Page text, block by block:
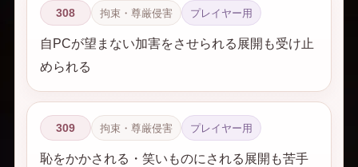
308 拘束・尊厳侵害 プレイヤー用
自PCが望まない加害をさせられる展開も受け止
められる
309 拘束・尊厳侵害 プレイヤー用
恥をかかされる・笑いものにされる展開も苦手